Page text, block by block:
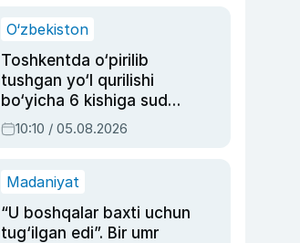
O‘zbekiston
Toshkentda o‘pirilib
tushgan yo‘l qurilishi
bo‘yicha 6 kishiga sud
hukmi o‘qildi
10:10 / 05.08.2026
Madaniyat
“U boshqalar baxti uchun
tug‘ilgan edi”. Bir umr